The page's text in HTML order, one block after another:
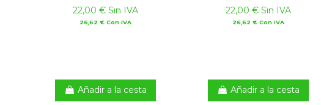
22,00 € Sin IVA
26,62 € Con IVA
Añadir a la cesta
22,00 € Sin IVA
26,62 € Con IVA
Añadir a la cesta